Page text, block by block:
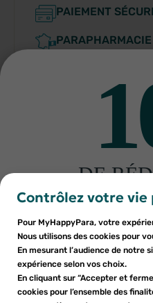
PAIEMENT
Conditions
Composition
Fabriquant
Ajouter à ma liste d'envies
add_circle_outline
Créer une nouvelle liste
Nom de la liste d'envies
Annuler
Vous devez être connecté
liste d'envies.
Annuler
Contrôlez votre vie
Pour MyHappyPara, votre
Nous utilisons des cookies pour
En mesurant l’audience de notre
expérience selon vos choix.
En cliquant sur “Accepter et
cookies pour l’ensemble des
DE
sur votre
Inscrivez-vous à
d'une réduction sur